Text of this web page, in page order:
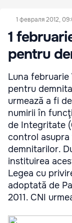
1 февраля 2012,
1
pentru
Luna
pentru
urmează a fi
numirii în
de Integritate
control
demnitarilor.
instituirea
Legea cu
adoptată de
2011. CNI